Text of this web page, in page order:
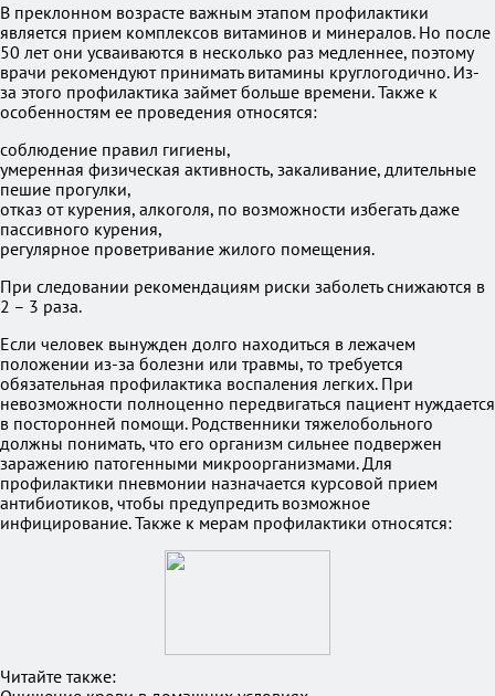
В преклонном возрасте важным этапом профилактики
является прием комплексов витаминов и минералов. Но после
50 лет они усваиваются в несколько раз медленнее, поэтому
врачи рекомендуют принимать витамины круглогодично. Из-
за этого профилактика займет больше времени. Также к
особенностям ее проведения относятся:
соблюдение правил гигиены,
умеренная физическая активность, закаливание, длительные
пешие прогулки,
отказ от курения, алкоголя, по возможности избегать даже
пассивного курения,
регулярное проветривание жилого помещения.
При следовании рекомендациям риски заболеть снижаются в
2 – 3 раза.
Если человек вынужден долго находиться в лежачем
положении из-за болезни или травмы, то требуется
обязательная профилактика воспаления легких. При
невозможности полноценно передвигаться пациент нуждается
в посторонней помощи. Родственники тяжелобольного
должны понимать, что его организм сильнее подвержен
заражению патогенными микроорганизмами. Для
профилактики пневмонии назначается курсовой прием
антибиотиков, чтобы предупредить возможное
инфицирование. Также к мерам профилактики относятся:
Читайте также: